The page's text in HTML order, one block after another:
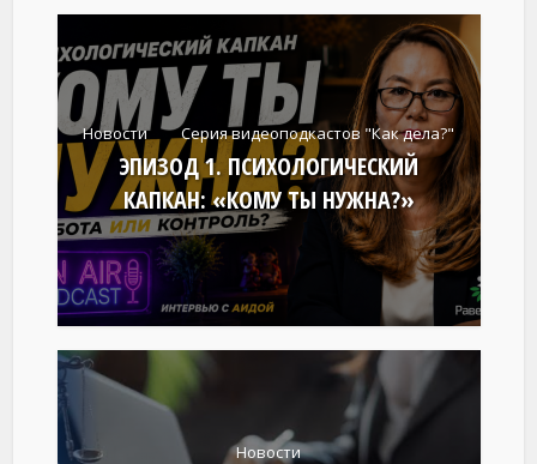
Новости Серия видеоподкастов "Как дела?"
ЭПИЗОД 1. ПСИХОЛОГИЧЕСКИЙ
КАПКАН: «КОМУ ТЫ НУЖНА?»
Новости